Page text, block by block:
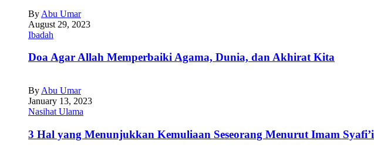
By Abu Umar
August 29, 2023
Ibadah
Doa Agar Allah Memperbaiki Agama, Dunia, dan Akhirat Kita
By Abu Umar
January 13, 2023
Nasihat Ulama
3 Hal yang Menunjukkan Kemuliaan Seseorang Menurut Imam Syafi’i